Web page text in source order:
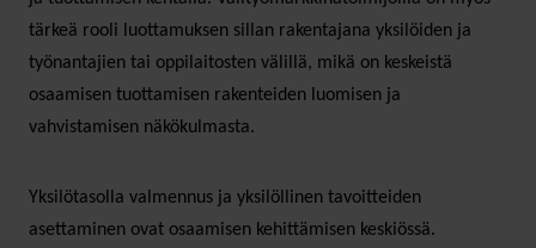
tärkeä rooli luottamuksen sillan rakentajana yksilöiden ja
työnantajien tai oppilaitosten välillä, mikä on keskeistä
osaamisen tuottamisen rakenteiden luomisen ja
vahvistamisen näkökulmasta.
Yksilötasolla valmennus ja yksilöllinen tavoitteiden
asettaminen ovat osaamisen kehittämisen keskiössä.